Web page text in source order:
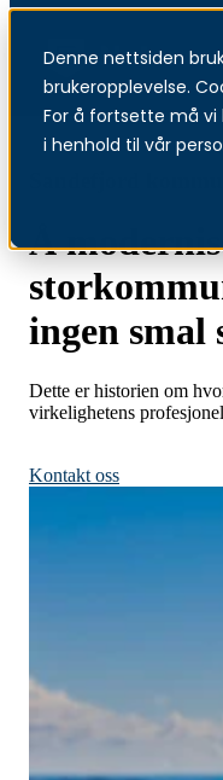
Denne nettsiden
brukeropplevelse.
For å fortsette må vi
i henhold til vår
Å
ingen smal
Dette er historien om
virkelighetens
Kontakt oss